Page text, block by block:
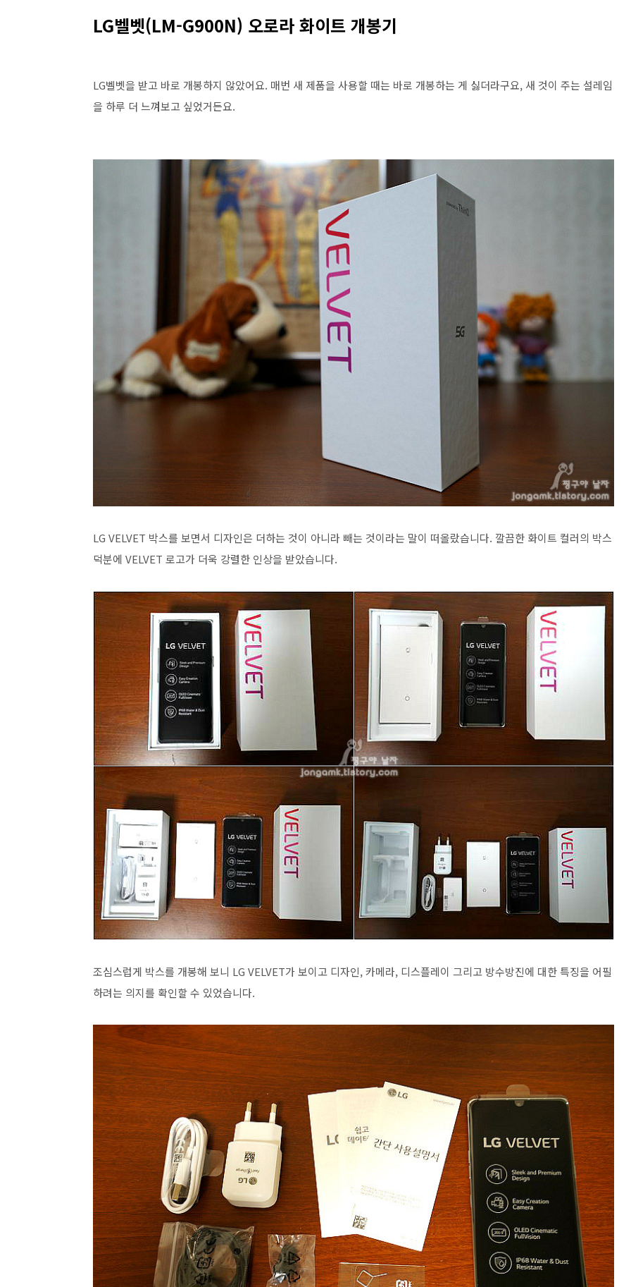
LG벨벳(LM-G900N) 오로라 화이트 개봉기
LG벨벳을 받고 바로 개봉하지 않았어요. 매번 새 제품을 사용할 때는 바로 개봉하는 게 싫더라구요, 새 것이 주는 설레임
을 하루 더 느껴보고 싶었거든요.
LG VELVET 박스를 보면서 디자인은 더하는 것이 아니라 빼는 것이라는 말이 떠올랐습니다. 깔끔한 화이트 컬러의 박스
덕분에 VELVET 로고가 더욱 강렬한 인상을 받았습니다.
조심스럽게 박스를 개봉해 보니 LG VELVET가 보이고 디자인, 카메라, 디스플레이 그리고 방수방진에 대한 특징을 어필
하려는 의지를 확인할 수 있었습니다.